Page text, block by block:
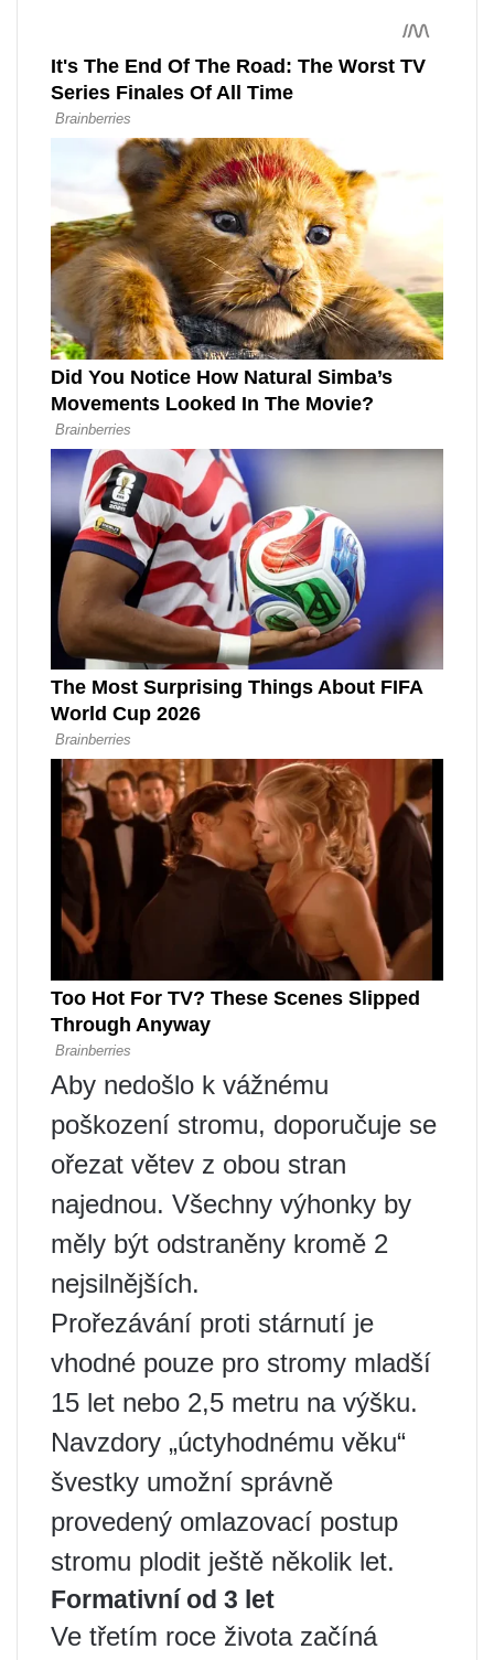
Aby nedošlo k vážnému
poškození stromu, doporučuje se
ořezat větev z obou stran
najednou. Všechny výhonky by
měly být odstraněny kromě 2
nejsilnějších.
Prořezávání proti stárnutí je
vhodné pouze pro stromy mladší
15 let nebo 2,5 metru na výšku.
Navzdory „úctyhodnému věku“
švestky umožní správně
provedený omlazovací postup
stromu plodit ještě několik let.
Formativní od 3 let
Ve třetím roce života začíná